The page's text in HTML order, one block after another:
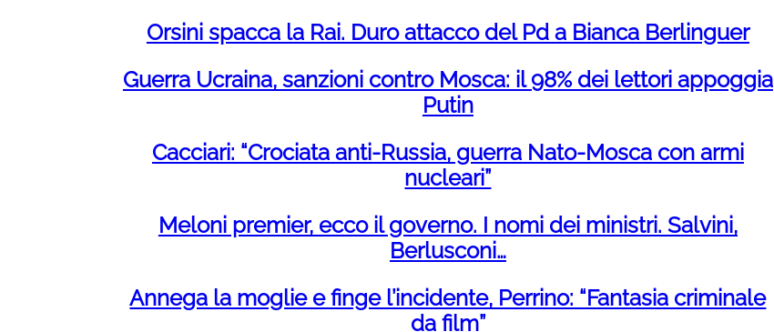
Orsini spacca la Rai. Duro attacco del Pd a Bianca Berlinguer
Guerra Ucraina, sanzioni contro Mosca: il 98% dei lettori appoggia
Putin
Cacciari: “Crociata anti-Russia, guerra Nato-Mosca con armi
nucleari”
Meloni premier, ecco il governo. I nomi dei ministri. Salvini,
Berlusconi…
Annega la moglie e finge l’incidente, Perrino: “Fantasia criminale
da film”